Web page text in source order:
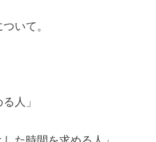
ついて。
人」